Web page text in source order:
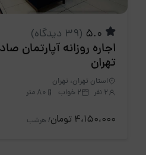
(39 دیدگاه)
تهران
استان تهران، تهران
2 نفر
2 خواب 80 متر
4،150،000 تومان / هرشب